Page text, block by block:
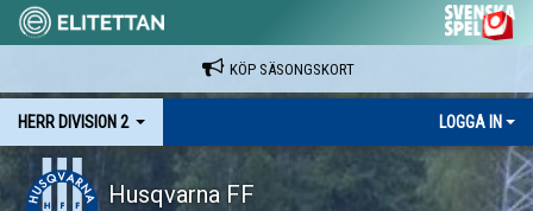
KÖP SÄSONGSKORT
HERR DIVISION 2 LOGGA IN
Husqvarna FF